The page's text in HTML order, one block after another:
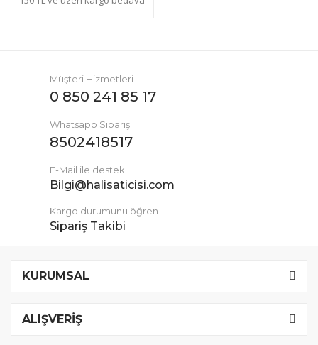
Müşteri Hizmetleri
0 850 241 85 17
Whatsapp Sipariş
8502418517
E-Mail ile destek
Bilgi@halisaticisi.com
Kargo durumunu öğren
Sipariş Takibi
KURUMSAL
ALIŞVERİŞ